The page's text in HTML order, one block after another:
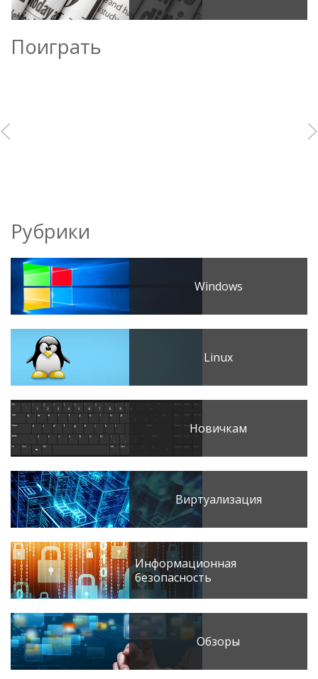
Поиграть
Рубрики
Windows
Linux
Новичкам
Виртуализация
Информационная
безопасность
Обзоры